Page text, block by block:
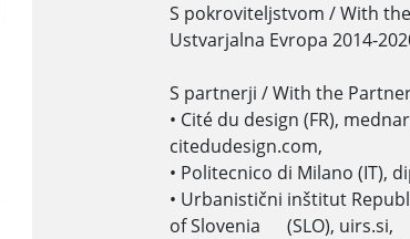
S pokroviteljstvom / With
Ustvarjalna Evropa 2014-
S partnerji / With the
• Cité du design (FR),
citedudesign.com,
• Politecnico di Milano (IT),
• Urbanistični inštitut
of Slovenia (SLO), uirs.si,